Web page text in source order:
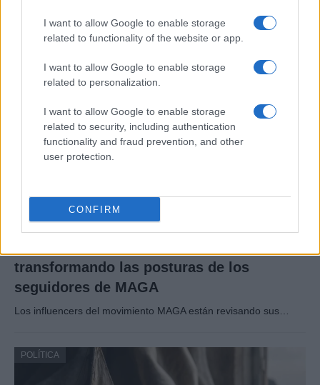
I want to allow Google to enable storage
related to functionality of the website or app.
I want to allow Google to enable storage
related to personalization.
I want to allow Google to enable storage
related to security, including authentication
functionality and fraud prevention, and other
user protection.
CONFIRM
Gabriel Rufián ha logrado captar la atención mediática…
transformando las posturas de los
seguidores de MAGA
Los influencers del movimiento MAGA están revisando sus…
POLÍTICA